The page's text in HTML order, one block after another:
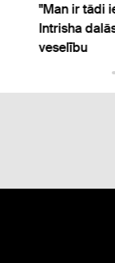
"Man ir tādi
Intrisha
veselību